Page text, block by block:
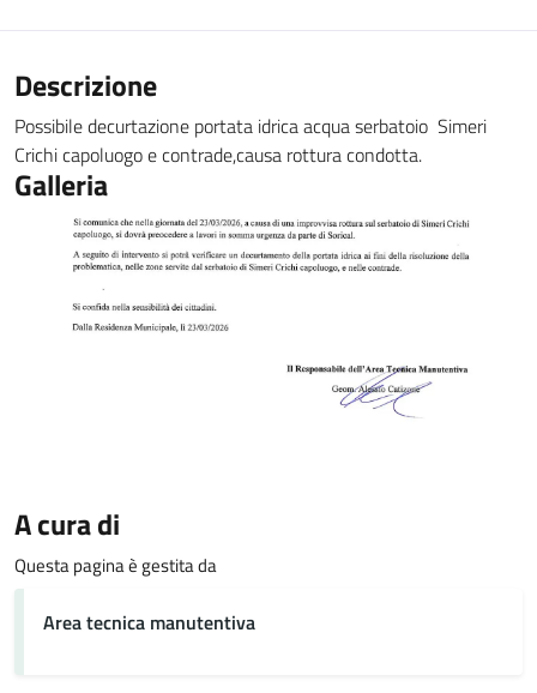
Descrizione
Possibile decurtazione portata idrica acqua serbatoio Simeri
Crichi capoluogo e contrade,causa rottura condotta.
Galleria
A cura di
Questa pagina è gestita da
Area tecnica manutentiva